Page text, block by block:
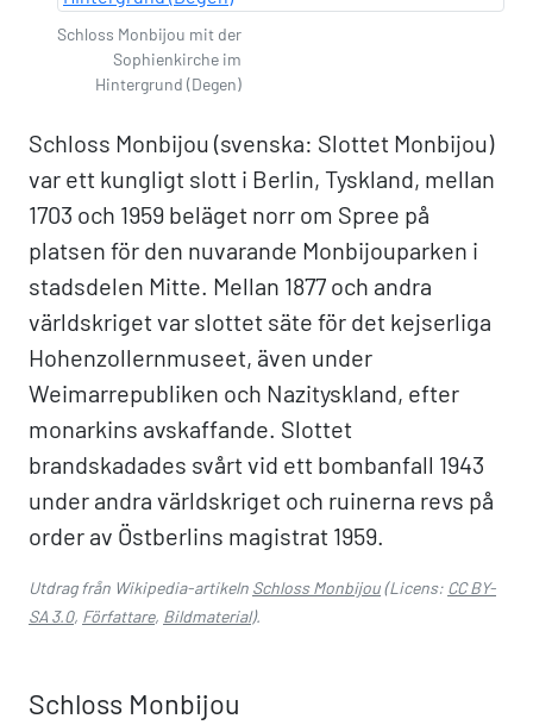
Schloss Monbijou mit der
Sophienkirche im
Hintergrund (Degen)
Schloss Monbijou (svenska: Slottet Monbijou)
var ett kungligt slott i Berlin, Tyskland, mellan
1703 och 1959 beläget norr om Spree på
platsen för den nuvarande Monbijouparken i
stadsdelen Mitte. Mellan 1877 och andra
världskriget var slottet säte för det kejserliga
Hohenzollernmuseet, även under
Weimarrepubliken och Nazityskland, efter
monarkins avskaffande. Slottet
brandskadades svårt vid ett bombanfall 1943
under andra världskriget och ruinerna revs på
order av Östberlins magistrat 1959.
Utdrag från Wikipedia-artikeln Schloss Monbijou(Licens: CC BY-
SA 3.0, Författare, Bildmaterial).
Schloss Monbijou